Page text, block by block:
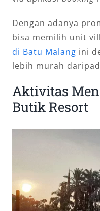
Dengan adanya
bisa memilih unit
di Batu Malang ini
lebih murah
Aktivitas
Butik Resort